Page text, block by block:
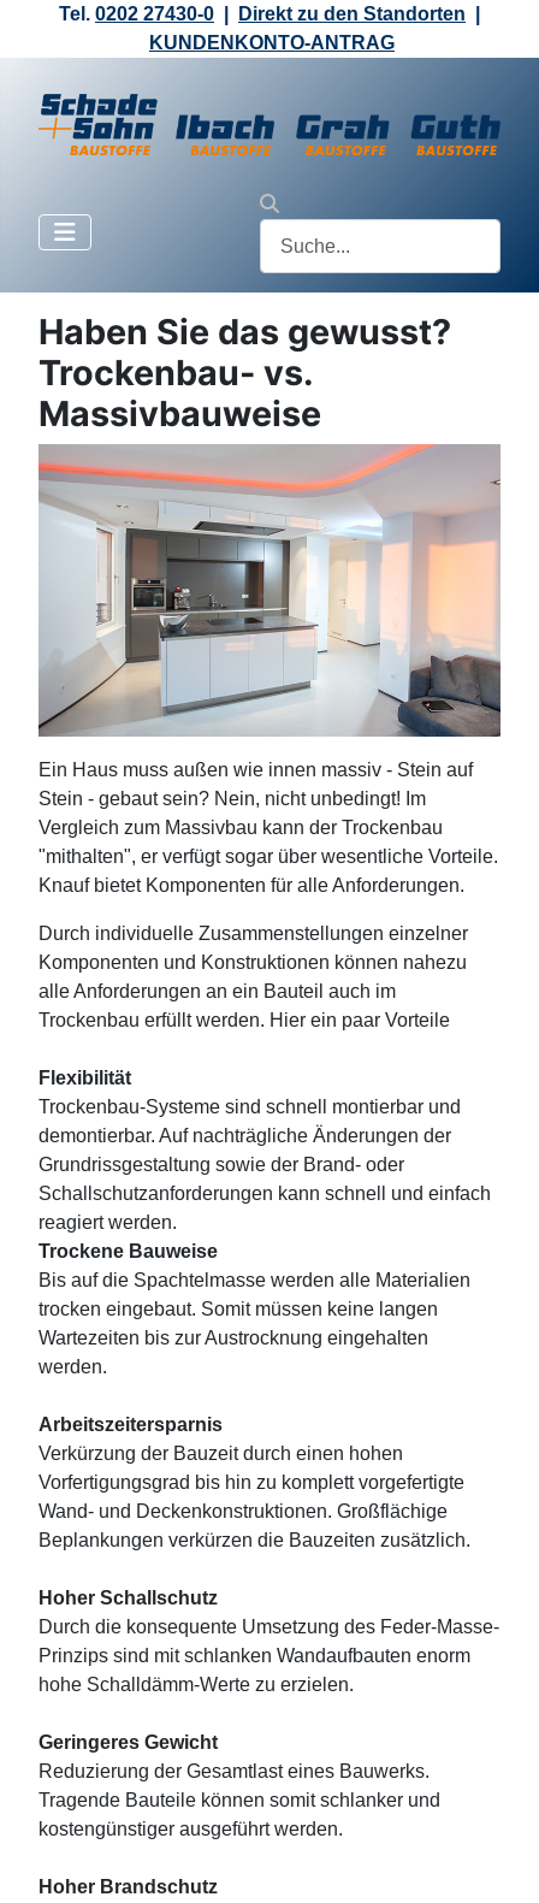
Tel. 0202 27430-0 Direkt zu den Standorten
KUNDENKONTO-ANTRAG
Haben Sie das gewusst?
Trockenbau- vs.
Massivbauweise
Ein Haus muss außen wie innen massiv - Stein auf
Stein - gebaut sein? Nein, nicht unbedingt! Im
Vergleich zum Massivbau kann der Trockenbau
"mithalten", er verfügt sogar über wesentliche Vorteile.
Knauf bietet Komponenten für alle Anforderungen.
Durch individuelle Zusammenstellungen einzelner
Komponenten und Konstruktionen können nahezu
alle Anforderungen an ein Bauteil auch im
Trockenbau erfüllt werden. Hier ein paar Vorteile
Flexibilität
Trockenbau-Systeme sind schnell montierbar und
demontierbar. Auf nachträgliche Änderungen der
Grundrissgestaltung sowie der Brand- oder
Schallschutzanforderungen kann schnell und einfach
reagiert werden.
Trockene Bauweise
Bis auf die Spachtelmasse werden alle Materialien
trocken eingebaut. Somit müssen keine langen
Wartezeiten bis zur Austrocknung eingehalten
werden.
Arbeitszeitersparnis
Verkürzung der Bauzeit durch einen hohen
Vorfertigungsgrad bis hin zu komplett vorgefertigte
Wand- und Deckenkonstruktionen. Großflächige
Beplankungen verkürzen die Bauzeiten zusätzlich.
Hoher Schallschutz
Durch die konsequente Umsetzung des Feder-Masse-
Prinzips sind mit schlanken Wandaufbauten enorm
hohe Schalldämm-Werte zu erzielen.
Geringeres Gewicht
Reduzierung der Gesamtlast eines Bauwerks.
Tragende Bauteile können somit schlanker und
kostengünstiger ausgeführt werden.
Hoher Brandschutz